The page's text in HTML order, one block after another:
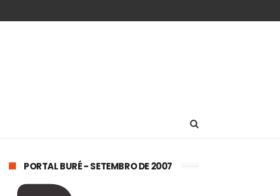
PORTAL BURÉ - SETEMBRO DE 2007